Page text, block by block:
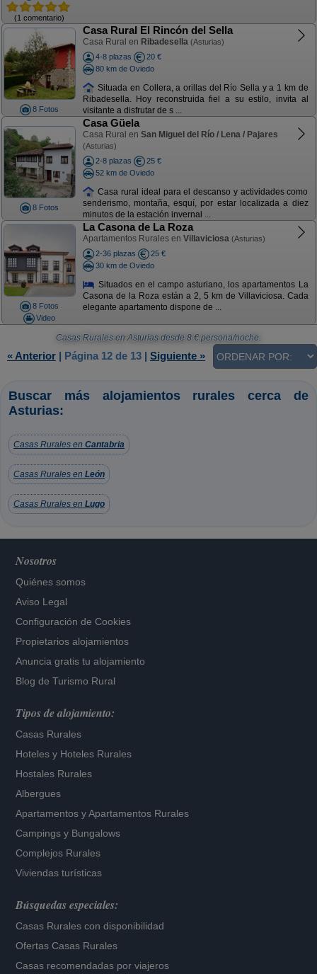
(1 comentario)
8 Fotos
Casa Rural El Rincón del Sella
Casa Rural en Ribadesella (Asturias)
4-8 plazas
20 €
80 km de Oviedo
Situada en Collera, a orillas del Río Sella y a 1 km de
Ribadesella. Hoy reconstruida fiel a su estilo, invita al
visitante a disfrutar de s ...
8 Fotos
Casa Güela
Casa Rural en San Miguel del Río / Lena / Pajares
(Asturias)
2-8 plazas
25 €
52 km de Oviedo
Casa rural ideal para el descanso y actividades como
senderismo, montaña, esquí, por estar localizada a diez
minutos de la estación invernal ...
8 Fotos
Video
La Casona de La Roza
Apartamentos Rurales en Villaviciosa (Asturias)
2-36 plazas
25 €
30 km de Oviedo
Situados en el campo asturiano, los apartamentos La
Casona de la Roza están a 2, 5 km de Villaviciosa. Cada
elegante apartamento dispone de ...
Casas Rurales en Asturias desde 8 € persona/noche.
« Anterior | Página 12 de 13 | Siguiente »
Buscar más alojamientos rurales cerca de
Asturias:
Casas Rurales en Cantabria
Casas Rurales en León
Casas Rurales en Lugo
Nosotros
Quiénes somos
Aviso Legal
Configuración de Cookies
Propietarios alojamientos
Anuncia gratis tu alojamiento
Blog de Turismo Rural
Tipos de alojamiento:
Casas Rurales
Hoteles y Hoteles Rurales
Hostales Rurales
Albergues
Apartamentos yApartamentos Rurales
Campings y Bungalows
Complejos Rurales
Viviendas turísticas
Búsquedas especiales:
Casas Rurales con disponibilidad
Ofertas Casas Rurales
Casas recomendadas por viajeros